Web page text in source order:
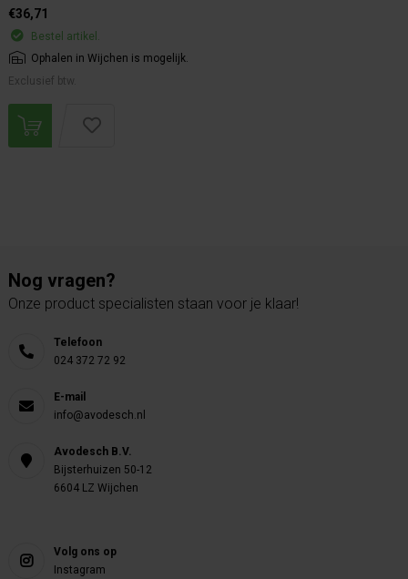
€36,71
Bestel artikel.
Ophalen in Wijchen is mogelijk.
Exclusief btw.
Nog vragen?
Onze product specialisten staan voor je klaar!
Telefoon
024 372 72 92
E-mail
info@avodesch.nl
Avodesch B.V.
Bijsterhuizen 50-12
6604 LZ Wijchen
Volg ons op
Instagram